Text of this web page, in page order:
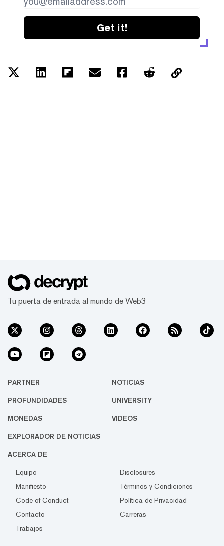
Get it!
Tu puerta de entrada al mundo de Web3
PARTNER NOTICIAS
PROFUNDIDADES UNIVERSITY
MONEDAS VIDEOS
EXPLORADOR DE NOTICIAS
ACERCA DE
Equipo
Disclosures
Manifiesto
Términos y Condiciones
Code of Conduct
Política de Privacidad
Contacto
Carreras
Trabajos